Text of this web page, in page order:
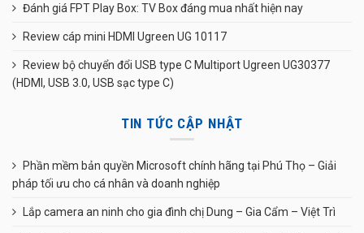
Đánh giá FPT Play Box: TV Box đáng mua nhất hiện nay
Review cáp mini HDMI Ugreen UG 10117
Review bộ chuyển đổi USB type C Multiport Ugreen UG30377
(HDMI, USB 3.0, USB sạc type C)
TIN TỨC CẬP NHẬT
Phần mềm bản quyền Microsoft chính hãng tại Phú Thọ – Giải
pháp tối ưu cho cá nhân và doanh nghiệp
Lắp camera an ninh cho gia đình chị Dung – Gia Cẩm – Việt Trì